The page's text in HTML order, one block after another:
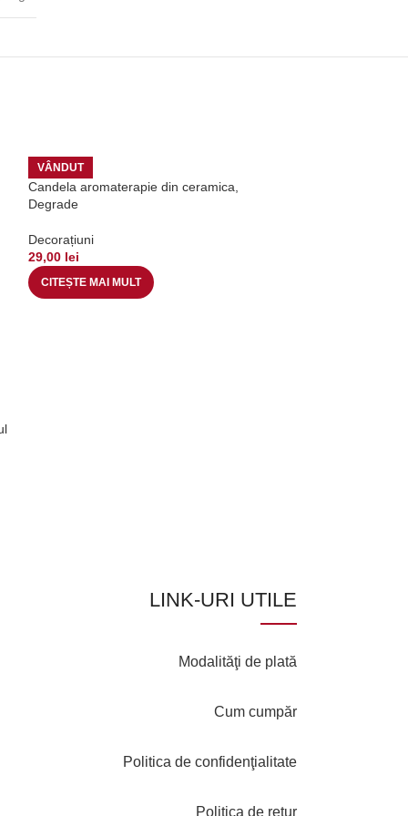
VÂNDUT
Candela aromaterapie din ceramica,
Degrade
Decorațiuni
29,00 lei
CITEȘTE MAI MULT
LINK-URI UTILE
Modalităţi de plată
Cum cumpăr
Politica de confidenţialitate
Politica de retur